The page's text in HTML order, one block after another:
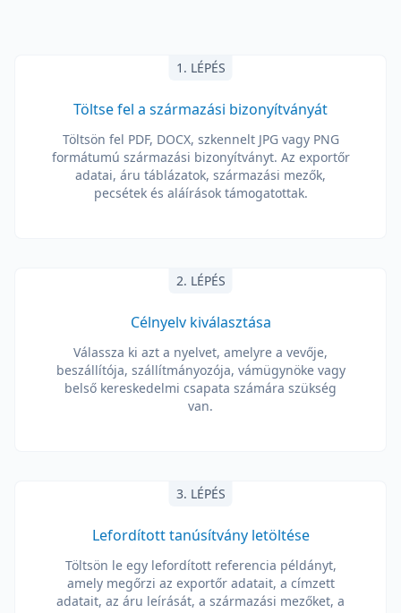
1. LÉPÉS
Töltse fel a származási bizonyítványát
Töltsön fel PDF, DOCX, szkennelt JPG vagy PNG
formátumú származási bizonyítványt. Az exportőr
adatai, áru táblázatok, származási mezők,
pecsétek és aláírások támogatottak.
2. LÉPÉS
Célnyelv kiválasztása
Válassza ki azt a nyelvet, amelyre a vevője,
beszállítója, szállítmányozója, vámügynöke vagy
belső kereskedelmi csapata számára szükség
van.
3. LÉPÉS
Lefordított tanúsítvány letöltése
Töltsön le egy lefordított referencia példányt,
amely megőrzi az exportőr adatait, a címzett
adatait, az áru leírását, a származási mezőket, a